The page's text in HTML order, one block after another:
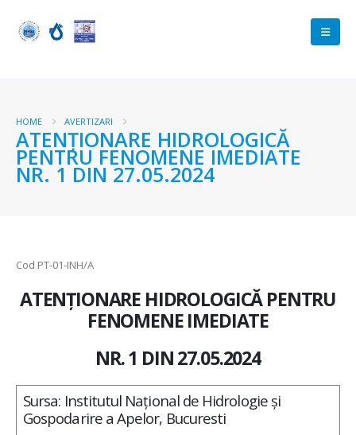
HOME AVERTIZARI
ATENŢIONARE HIDROLOGICĂ
PENTRU FENOMENE IMEDIATE
NR. 1 DIN 27.05.2024
Cod PT-01-INH/A
ATENŢIONARE HIDROLOGICĂ PENTRU
FENOMENE IMEDIATE
NR. 1 DIN 27.05.2024
Sursa: Institutul Național de Hidrologie și
Gospodarire a Apelor, Bucuresti